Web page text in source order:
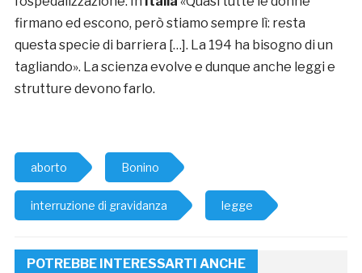
firmano ed escono, però stiamo sempre lì: resta
questa specie di barriera […]. La 194 ha bisogno di un
tagliando». La scienza evolve e dunque anche leggi e
strutture devono farlo.
aborto Bonino
interruzione di gravidanza legge
POTREBBE INTERESSARTI ANCHE